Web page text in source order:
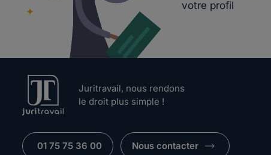
votre profil
Juritravail, nous rendons
le droit plus simple !
01 75 75 36 00 Nous contacter